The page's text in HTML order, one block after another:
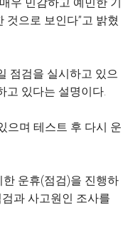
것으로 보인다”고 밝혔
점검을 실시하고 있으
고 있다는 설명이다.
으며 테스트 후 다시 운
운휴(점검)을 진행하
과 사고원인 조사를